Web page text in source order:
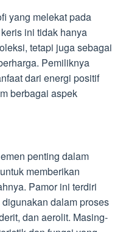
yang melekat pada
ini tidak hanya
tetapi juga sebagai
Pemiliknya
dari energi positif
berbagai aspek
penting dalam
memberikan
Pamor ini terdiri
dalam proses
dan aerolit. Masing-